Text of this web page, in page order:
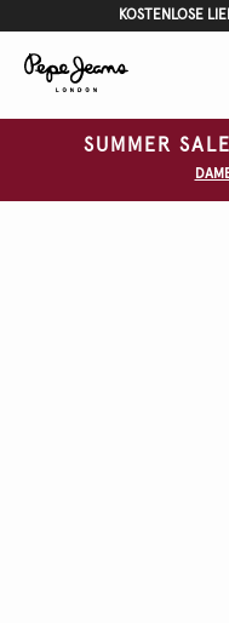
KOSTENLOSE
SUMMER